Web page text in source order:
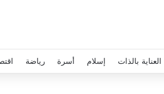
العناية بالذات إسلام أسرة رياضة